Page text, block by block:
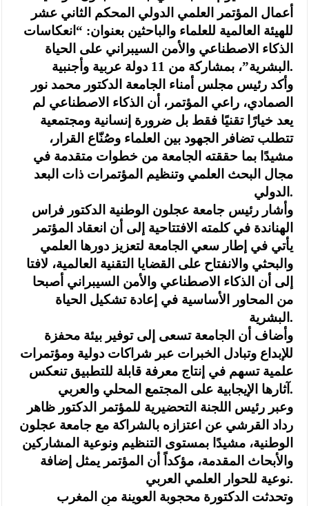
أعمال المؤتمر العلمي الدولي المحكم الثاني عشر
للهيئة العالمية للعلماء والباحثين بعنوان: “انعكاسات
الذكاء الاصطناعي والأمن السيبراني على الحياة
البشرية”، بمشاركة من 11 دولة عربية وأجنبية.
وأكد رئيس مجلس أمناء الجامعة الدكتور محمد نور
الصمادي، راعي المؤتمر، أن الذكاء الاصطناعي لم
يعد خيارًا تقنيًا فقط بل ضرورة إنسانية ومجتمعية
تتطلب تضافر الجهود بين العلماء وصُنّاع القرار،
مشيدًا بما حققته الجامعة من خطوات متقدمة في
مجال البحث العلمي وتنظيم المؤتمرات ذات البعد
الدولي.
وأشار رئيس جامعة عجلون الوطنية الدكتور فراس
الهناندة في كلمته الافتتاحية إلى أن انعقاد المؤتمر
يأتي في إطار سعي الجامعة لتعزيز دورها العلمي
والبحثي والانفتاح على القضايا التقنية العالمية، لافتا
إلى أن الذكاء الاصطناعي والأمن السيبراني أصبحا
من المحاور الأساسية في إعادة تشكيل الحياة
البشرية.
وأضاف أن الجامعة تسعى إلى توفير بيئة محفزة
للإبداع وتبادل الخبرات عبر شراكات دولية ومؤتمرات
علمية تسهم في إنتاج معرفة قابلة للتطبيق تنعكس
آثارها الإيجابية على المجتمع المحلي والعربي.
وعبر رئيس اللجنة التحضيرية للمؤتمر الدكتور ظاهر
رداد القرشي عن اعتزازه بالشراكة مع جامعة عجلون
الوطنية، مشيدًا بمستوى التنظيم ونوعية المشاركين
والأبحاث المقدمة، مؤكداً أن المؤتمر يمثل إضافة
نوعية للحوار العلمي العربي.
وتحدثت الدكتورة محجوبة العوينة من المغرب